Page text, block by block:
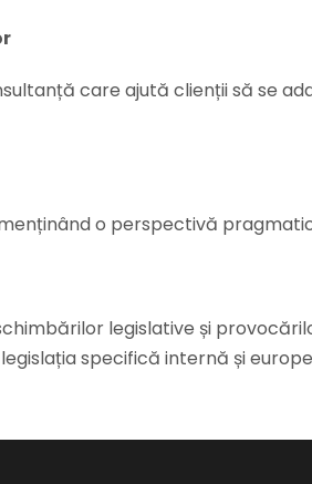
care ajută clienții să se
o perspectivă
legislative și
specifică internă și